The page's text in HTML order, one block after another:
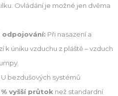
Ovládání je možné jen dvěma
Při nasazení a
k úniku vzduchu z pláště – vzduch
U bezdušových systémů
vyšší průtok než standardní